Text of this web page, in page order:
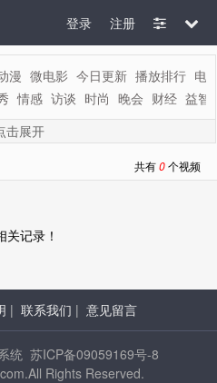
注册
登录
漫 微电影 今日更新 播放排行 电
情感 访谈 时尚 晚会 财经 益智
国 泰国 日本 美国 英国 新加坡
2012 2011 2010 2009 2008 2007
K L M
击展开
共有0个视频
关记录！
| 联系我们 | 意见留言
统 苏ICP备09059169号-8
Rights Reserved.